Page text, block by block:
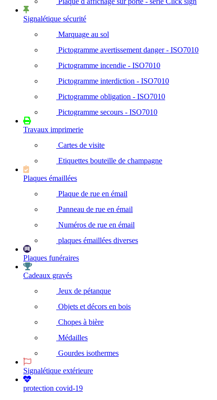
Signalétique sécurité
Marquage au sol
Pictogramme avertissement danger - ISO7010
Pictogramme incendie - ISO7010
Pictogramme interdiction - ISO7010
Pictogramme obligation - ISO7010
Pictogramme secours - ISO7010
Travaux imprimerie
Cartes de visite
Etiquettes bouteille de champagne
Plaques émaillées
Plaque de rue en émail
Panneau de rue en émail
Numéros de rue en émail
plaques émaillées diverses
Plaques funéraires
Cadeaux gravés
Jeux de pétanque
Objets et décors en bois
Chopes à bière
Médailles
Gourdes isothermes
Signalétique extérieure
protection covid-19